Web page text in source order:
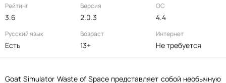
Рейтинг
3.6
Версия
2.0.3
ОС
4.4
Русский язык
Есть
Возраст
13+
Интернет
Не требуется
Goat Simulator Waste of Space представляет собой необычную